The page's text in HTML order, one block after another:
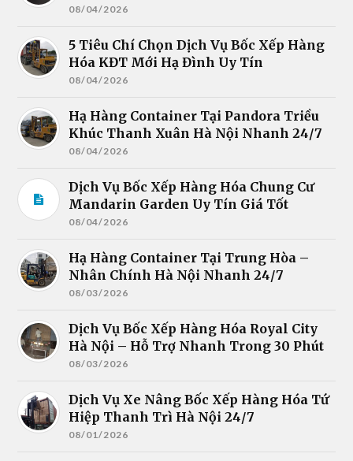
08/04/2026
5 Tiêu Chí Chọn Dịch Vụ Bốc Xếp Hàng
Hóa KĐT Mới Hạ Đình Uy Tín
08/04/2026
Hạ Hàng Container Tại Pandora Triều
Khúc Thanh Xuân Hà Nội Nhanh 24/7
08/04/2026
Dịch Vụ Bốc Xếp Hàng Hóa Chung Cư
Mandarin Garden Uy Tín Giá Tốt
08/04/2026
Hạ Hàng Container Tại Trung Hòa –
Nhân Chính Hà Nội Nhanh 24/7
08/03/2026
Dịch Vụ Bốc Xếp Hàng Hóa Royal City
Hà Nội – Hỗ Trợ Nhanh Trong 30 Phút
08/03/2026
Dịch Vụ Xe Nâng Bốc Xếp Hàng Hóa Tứ
Hiệp Thanh Trì Hà Nội 24/7
08/01/2026